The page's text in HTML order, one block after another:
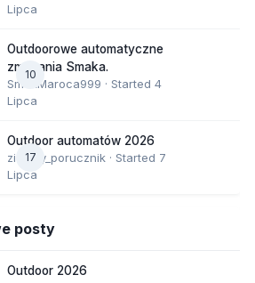
Lipca
10
Outdoorowe automatyczne
zmagania Smaka.
SmakMaroca999 · Started 4
Lipca
17
Outdoor automatów 2026
zielony_porucznik · Started 7
Lipca
posty
Outdoor 2026